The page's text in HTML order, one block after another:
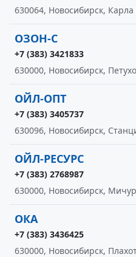
630064, Новосибирск,
ОЗОН-С
+7 (383) 3421833
630000, Новосибирск,
ОЙЛ-ОПТ
+7 (383) 3405737
630096, Новосибирск,
ОЙЛ-РЕСУРС
+7 (383) 2768987
630000, Новосибирск,
ОКА
+7 (383) 3436425
630000, Новосибирск,